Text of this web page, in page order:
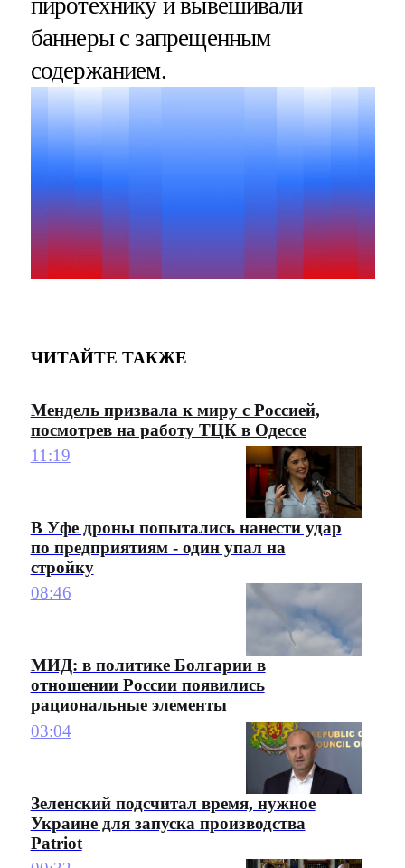
пиротехнику и вывешивали
баннеры с запрещенным
содержанием.
ЧИТАЙТЕ ТАКЖЕ
Мендель призвала к миру с Россией,
посмотрев на работу ТЦК в Одессе
11:19
В Уфе дроны попытались нанести удар
по предприятиям - один упал на
стройку
08:46
МИД: в политике Болгарии в
отношении России появились
рациональные элементы
03:04
Зеленский подсчитал время, нужное
Украине для запуска производства
Patriot